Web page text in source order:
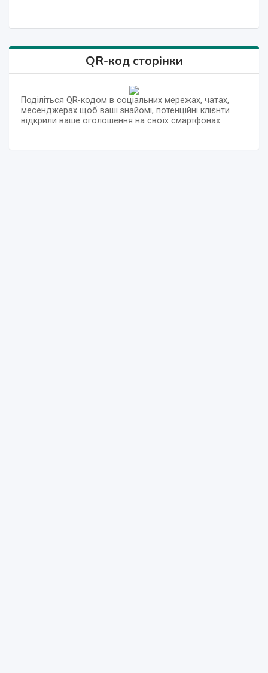
QR-код сторінки
Поділіться QR-кодом в соціальних мережах, чатах,
месенджерах щоб ваші знайомі, потенційні клієнти
відкрили ваше оголошення на своїх смартфонах.